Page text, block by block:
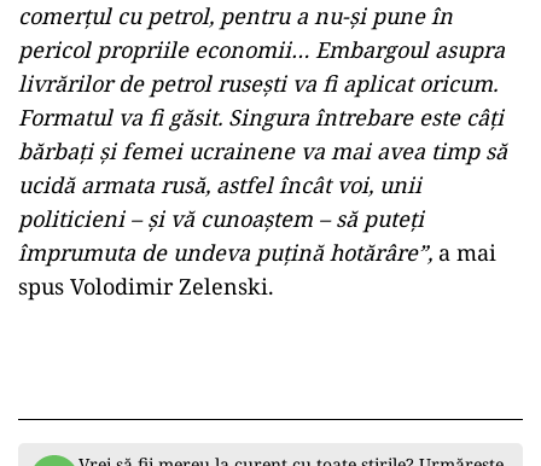
comerțul cu petrol, pentru a nu-și pune în
pericol propriile economii… Embargoul asupra
livrărilor de petrol rusești va fi aplicat oricum.
Formatul va fi găsit. Singura întrebare este câți
bărbați și femei ucrainene va mai avea timp să
ucidă armata rusă, astfel încât voi, unii
politicieni – și vă cunoaștem – să puteți
împrumuta de undeva puțină hotărâre”, a mai
spus Volodimir Zelenski.